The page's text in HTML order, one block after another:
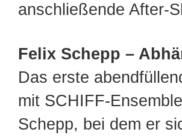
anschließende After-
Felix Schepp –
Das erste
mit SCHIFF-
Schepp, bei dem er